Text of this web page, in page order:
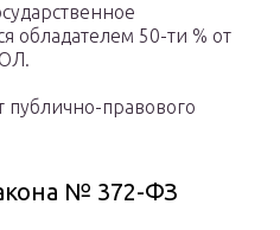
обладателем 50-ти % от
публично-правового
№ 372-ФЗ